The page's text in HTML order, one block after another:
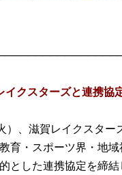
イクスターズと連携協
）、滋賀レイクスター
育・スポーツ界・地
とした連携協定を締結